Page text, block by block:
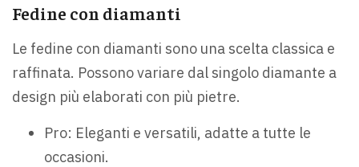
Fedine con diamanti
Le fedine con diamanti sono una scelta classica e
raffinata. Possono variare dal singolo diamante a
design più elaborati con più pietre.
Pro: Eleganti e versatili, adatte a tutte le
occasioni.